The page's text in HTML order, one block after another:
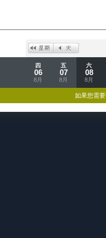
四
06
8月
五
07
8月
六
08
8月
如果您需